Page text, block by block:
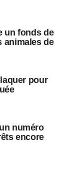
un fonds de
animales de
pour
numéro
encore